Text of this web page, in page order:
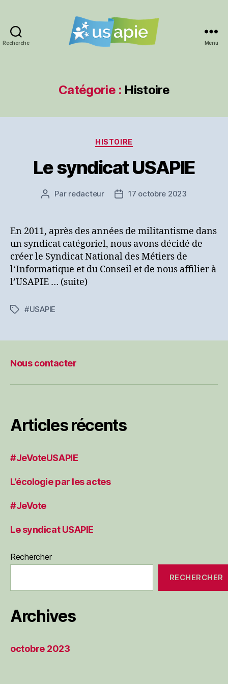
Recherche Menu
Catégorie : Histoire
Catégories
HISTOIRE
Le syndicat USAPIE
Auteur
Par redacteur
Date17 octobre 2023
En 2011, après des années de militantisme dans
un syndicat catégoriel, nous avons décidé de
créer le Syndicat National des Métiers de
l‘Informatique et du Conseil et de nous affilier à
l’USAPIE … (suite)
Étiquettes
#USAPIE
Nous contacter
Articles récents
#JeVoteUSAPIE
L’écologie par les actes
#JeVote
Le syndicat USAPIE
Rechercher
RECHERCHER
Archives
octobre 2023